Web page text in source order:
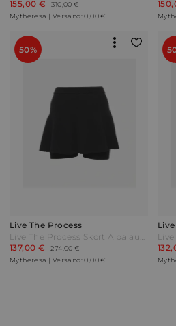
155,00 €
310,00 €
Mytheresa | Versand: 0,00 €
50%
Live The Process
Live The Process Skort Alba aus Rippstrick Schwarz
137,00 €
274,00 €
Mytheresa | Versand: 0,00 €